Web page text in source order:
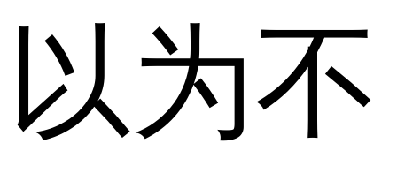
以为不